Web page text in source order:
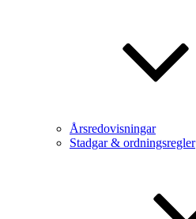
Årsredovisningar
Stadgar & ordningsregler